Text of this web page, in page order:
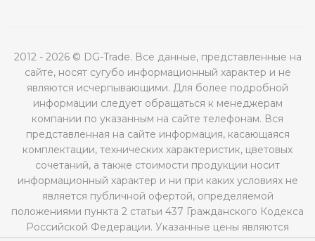
2012 - 2026 © DG-Trade. Все данные, представленные на
сайте, носят сугубо информационный характер и не
являются исчерпывающими. Для более подробной
информации следует обращаться к менеджерам
компании по указанным на сайте телефонам. Вся
представленная на сайте информация, касающаяся
комплектации, технических характеристик, цветовых
сочетаний, а также стоимости продукции носит
информационный характер и ни при каких условиях не
является публичной офертой, определяемой
положениями пункта 2 статьи 437 Гражданского Кодекса
Российской Федерации. Указанные цены являются